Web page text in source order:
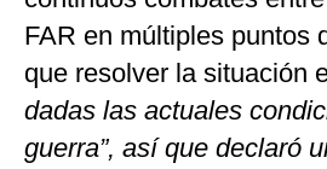
FAR en múltiples puntos
que resolver la situación
dadas las actuales
guerra”, así que declaró